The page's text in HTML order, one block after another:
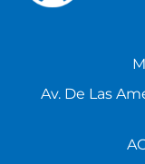
Av. De Las